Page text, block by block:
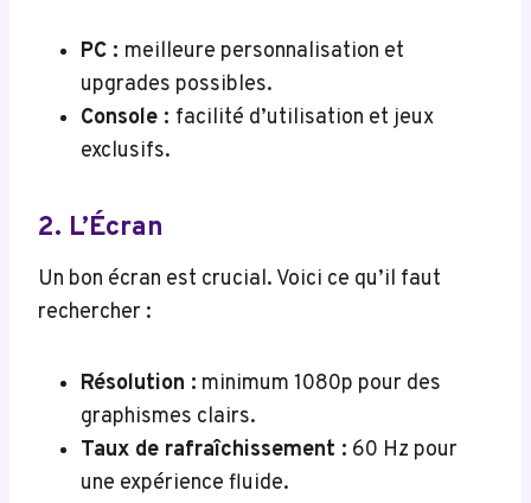
PC : meilleure personnalisation et
upgrades possibles.
Console : facilité d’utilisation et jeux
exclusifs.
2. L’Écran
Un bon écran est crucial. Voici ce qu’il faut
rechercher :
Résolution : minimum 1080p pour des
graphismes clairs.
Taux de rafraîchissement : 60 Hz pour
une expérience fluide.